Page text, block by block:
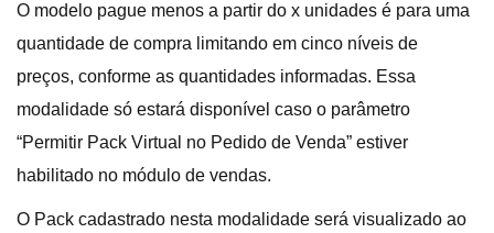
O modelo pague menos a partir do x unidades é para uma
quantidade de compra limitando em cinco níveis de
preços, conforme as quantidades informadas. Essa
modalidade só estará disponível caso o parâmetro
“Permitir Pack Virtual no Pedido de Venda” estiver
habilitado no módulo de vendas.
O Pack cadastrado nesta modalidade será visualizado ao